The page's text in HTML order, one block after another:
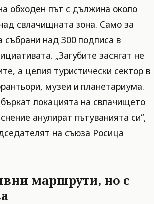
обходен път с дължина около
свлачищната зона. Само за
събрани над 300 подписа в
„Загубите засягат не
а целия туристически сектор в
музеи и планетариума.
локацията на свлачището
анулират пътуванията си“,
на съюза Росица
маршрути, но с